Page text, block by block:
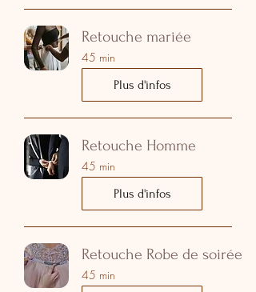
Retouche mariée
45 min
Plus d'infos
Retouche Homme
45 min
Plus d'infos
Retouche Robe de soirée
45 min